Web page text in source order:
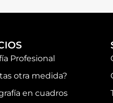
Profesional
otra medida?
en cuadros